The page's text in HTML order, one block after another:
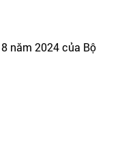
năm 2024 của Bộ